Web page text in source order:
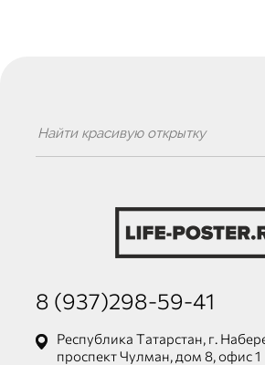
8 (937)298-59-41
Республика Татарстан, г.
проспект Чулман, дом 8, офис 1